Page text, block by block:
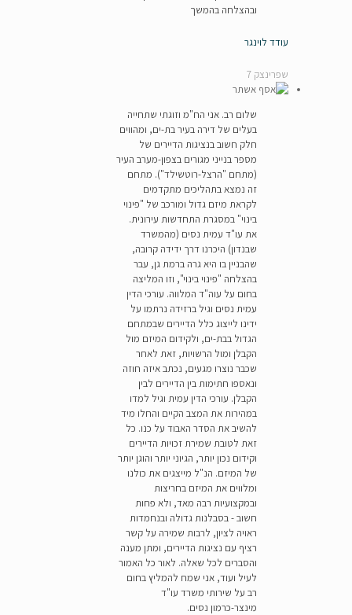
ובהצלחה בהמשך
עודד לוינגר
שפרינצק 7
שלום רב. אני הח"מ וזוגתי שתחייה
בעלים של דירה בעיר בת-ים, ומהווים
חלק חשוב בנציגות הדיירים של
מספר בנייני מגורים בצפון-מערב העיר
(מתחם "הרצל-רוטשילד"). מתחם
זה נמצא בתהליכים מתקדמים
לקראת מיזם גדול ומורכב של "פינוי
בינוי" במסגרת התחדשות עירונית.
את עו"ד עמית נסים (מהמשרד
שבנדון) היכרנו דרך ידידה קרובה,
שהבניין בו היא גרה ברמת גן, עבר
בהצלחה "פינוי בינוי", וזו המליצה
בחום על עוה"ד המלווה. עורכי הדין
עמית נסים וגיל ברזידה נרתמו על
ידינו לייצוג כלל הדיירים שבמתחם
הגדול בבת-ים, ולקידום המיזם מול
הקבלן ומול הרשויות, זאת לאחר
שכבר נוצרו מגעים, נכתב איזה חוזה
ונאספו חתימות בין הדיירים לבין
הקבלן. עורכי הדין עמית וגיל למדו
במהירות את המצב הקיים והחלו מיד
להשיב את הסדר האבוד על כנו. כל
זאת לטובת שמירת זכויות הדיירים
וקידום נכון יותר, הגיוני יותר והוגן יותר
של המיזם. הנ"ל מייצגים את כולנו
ומלווים את המיזם בחריצות
ובמקצועיות רבה מאד, ולא פחות
חשוב - בסבלנות גדולה ובנחמדות
ראויה לציון, לרבות שמירה על קשר
רציף עם נציגות הדיירים, ומתן מענה
והסברים לכל שאלה. לאור כל האמור
לעיל ועוד, אני שמח להמליץ בחום
רב על שירותי משרד עו"ד
מינצר-כרמון נסים.